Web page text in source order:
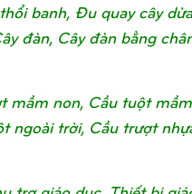
banh, Đu quay cây
đàn, Cây đàn bằng
mầm non, Cầu tuột
ngoài trời, Cầu trượt